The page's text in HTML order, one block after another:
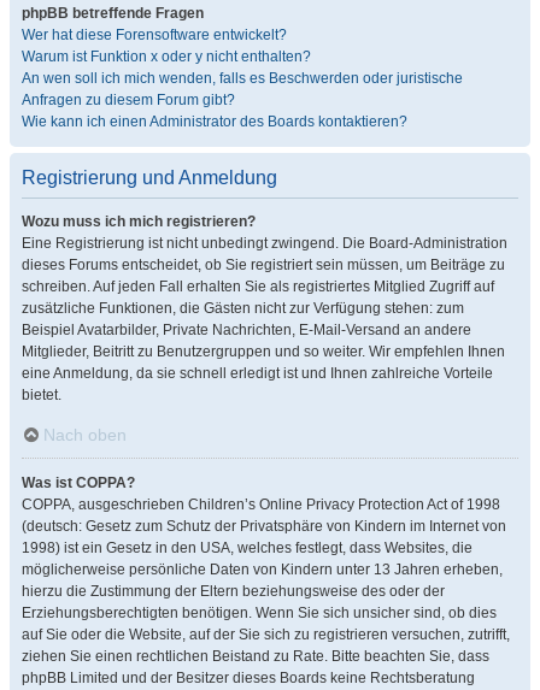
phpBB betreffende Fragen
Wer hat diese Forensoftware entwickelt?
Warum ist Funktion x oder y nicht enthalten?
An wen soll ich mich wenden, falls es Beschwerden oder juristische
Anfragen zu diesem Forum gibt?
Wie kann ich einen Administrator des Boards kontaktieren?
Registrierung und Anmeldung
Wozu muss ich mich registrieren?
Eine Registrierung ist nicht unbedingt zwingend. Die Board-Administration
dieses Forums entscheidet, ob Sie registriert sein müssen, um Beiträge zu
schreiben. Auf jeden Fall erhalten Sie als registriertes Mitglied Zugriff auf
zusätzliche Funktionen, die Gästen nicht zur Verfügung stehen: zum
Beispiel Avatarbilder, Private Nachrichten, E-Mail-Versand an andere
Mitglieder, Beitritt zu Benutzergruppen und so weiter. Wir empfehlen Ihnen
eine Anmeldung, da sie schnell erledigt ist und Ihnen zahlreiche Vorteile
bietet.
Nach oben
Was ist COPPA?
COPPA, ausgeschrieben Children’s Online Privacy Protection Act of 1998
(deutsch: Gesetz zum Schutz der Privatsphäre von Kindern im Internet von
1998) ist ein Gesetz in den USA, welches festlegt, dass Websites, die
möglicherweise persönliche Daten von Kindern unter 13 Jahren erheben,
hierzu die Zustimmung der Eltern beziehungsweise des oder der
Erziehungsberechtigten benötigen. Wenn Sie sich unsicher sind, ob dies
auf Sie oder die Website, auf der Sie sich zu registrieren versuchen, zutrifft,
ziehen Sie einen rechtlichen Beistand zu Rate. Bitte beachten Sie, dass
phpBB Limited und der Besitzer dieses Boards keine Rechtsberatung